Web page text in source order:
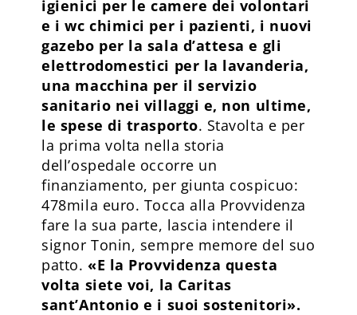
igienici per le camere dei volontari
e i wc chimici per i pazienti, i nuovi
gazebo per la sala d’attesa e gli
elettrodomestici per la lavanderia,
una macchina per il servizio
sanitario nei villaggi e, non ultime,
le spese di trasporto. Stavolta e per
la prima volta nella storia
dell’ospedale occorre un
finanziamento, per giunta cospicuo:
478mila euro. Tocca alla Provvidenza
fare la sua parte, lascia intendere il
signor Tonin, sempre memore del suo
patto. «E la Provvidenza questa
volta siete voi, la Caritas
sant’Antonio e i suoi sostenitori».